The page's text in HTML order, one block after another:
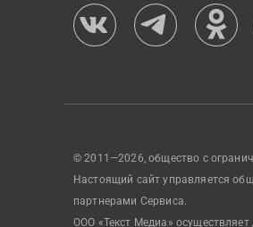
© 2011—2026, общество с
Настоящий сайт управляется
партнерами Сервиса.
ООО «Текст Медиа»